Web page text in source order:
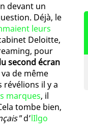
devant un
Déjà, le
leurs
Deloitte,
pour
second écran
de même
révélions il y a
marques, il
tombe bien,
d’lIlgo